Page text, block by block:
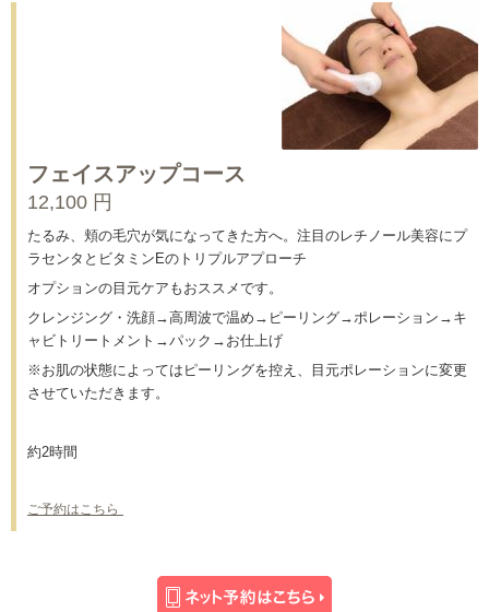
フェイスアップコース
12,100 円
たるみ、頬の毛穴が気になってきた方へ。注目のレチノール美容にプ
ラセンタとビタミンEのトリプルアプローチ
オプションの目元ケアもおススメです。
クレンジング・洗顔→高周波で温め→ピーリング→ポレーション→キ
ャビトリートメント→パック→お仕上げ
※お肌の状態によってはピーリングを控え、目元ポレーションに変更
させていただきます。
約2時間
ご予約はこちら